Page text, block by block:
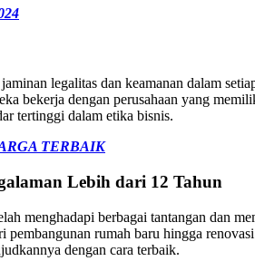
legalitas dan keamanan dalam
bekerja dengan perusahaan yang
tertinggi dalam etika bisnis.
TERBAIK
Lebih dari 12 Tahun
menghadapi berbagai tantangan dan
rumah baru hingga
dengan cara terbaik.